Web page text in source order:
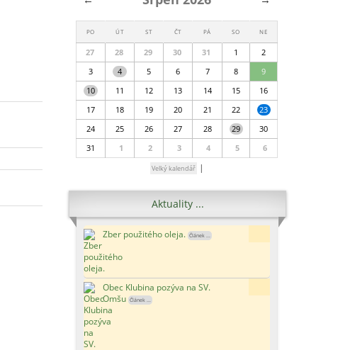
PO ÚT ST ČT PÁ SO NE
27 28 29 30 31 1
2
3
4 5 6 7 8
9
10
11 12 13 14 15
16
17
18 19 20 21 22
23
24
25 26 27 28 29
30
31
1 2 3 4 5 6
Velký kalendář |
Aktuality ...
Zber použitého oleja. Článek ...
Obec Klubina pozýva na SV.
Omšu Článek ...